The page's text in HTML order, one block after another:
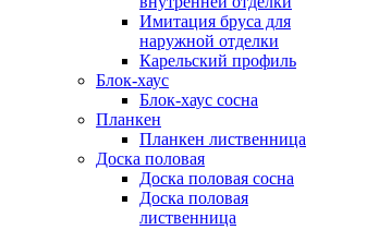
Имитация бруса для
наружной отделки
Карельский профиль
Блок-хаус
Блок-хаус сосна
Планкен
Планкен лиственница
Доска половая
Доска половая сосна
Доска половая
лиственница